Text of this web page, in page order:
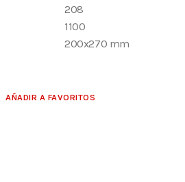
208
1100
200x270 mm
AÑADIR A FAVORITOS